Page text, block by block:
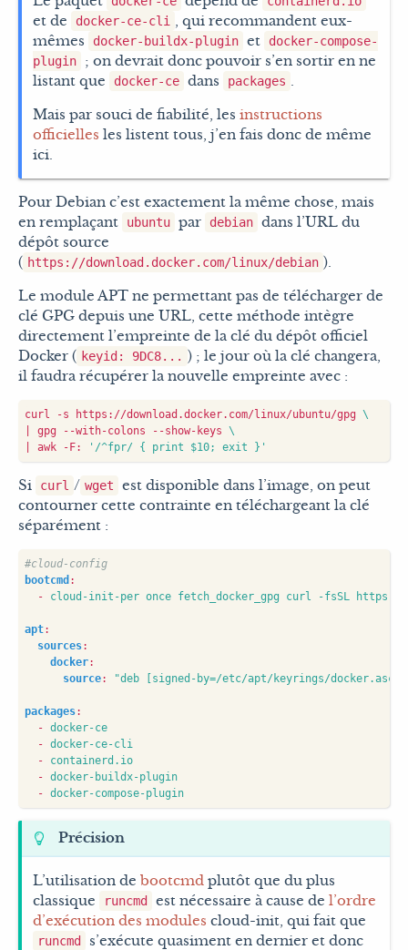
et de docker-ce-cli
, qui recommandent eux-
mêmes
docker-buildx-plugin et
docker-compose-
plugin
; on devrait donc pouvoir s’en sortir en ne
listant que
docker-ce dans packages
Mais par souci de fiabilité, les instructions
officielles les listent tous, j’en fais donc de même
ici.
Pour Debian c’est exactement la même chose, mais
en remplaçant
ubuntu par debian dans l’URL du
dépôt source
( https://download.docker.com/linux/debian ).
Le module APT ne permettant pas de télécharger de
clé GPG depuis une URL, cette méthode intègre
directement l’empreinte de la clé du dépôt officiel
Docker ( keyid: 9DC8... ) ; le jour où la clé changera,
il faudra récupérer la nouvelle empreinte avec :
curl -s https://download.docker.com/linux/ubuntu/gpg
gpg --with-colons --show-keys
awk -F: '/^fpr/ { print $10; exit }'
Si curl / wget
est disponible dans l’image, on peut
contourner cette contrainte en téléchargeant la clé
séparément :
#cloud-config
bootcmd :
- cloud-init-per once fetch_docker_gpg curl -fsSL https://
apt:
sources:
docker:
source: "deb [signed-by=/etc/apt/keyrings/docker.asc]
packages:
- docker-ce
- docker-ce-cli
- containerd.io
- docker-buildx-plugin
- docker-compose-plugin
Précision
L’utilisation de bootcmd plutôt que du plus
classique
runcmd est nécessaire à cause de l’ordre
d’exécution des modules cloud-init, qui fait que
runcmd
s’exécute quasiment en dernier et donc